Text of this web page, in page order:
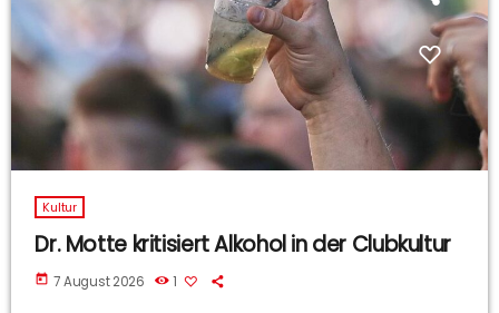
Kultur
Dr. Motte kritisiert Alkohol in der Clubkultur
today 7 August 2026 1